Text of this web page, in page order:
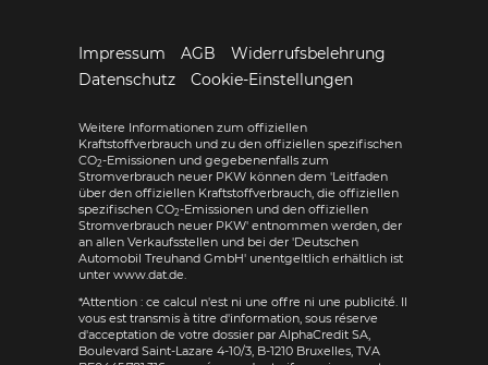
Impressum AGB
Widerrufsbelehrung
Datenschutz
Cookie-Einstellungen
Weitere Informationen zum offiziellen
Kraftstoffverbrauch und zu den offiziellen spezifischen
CO2-Emissionen und gegebenenfalls zum
Stromverbrauch neuer PKW können dem 'Leitfaden
über den offiziellen Kraftstoffverbrauch, die offiziellen
spezifischen CO2-Emissionen und den offiziellen
Stromverbrauch neuer PKW' entnommen werden, der
an allen Verkaufsstellen und bei der 'Deutschen
Automobil Treuhand GmbH' unentgeltlich erhältlich ist
unter www.dat.de.
*Attention : ce calcul n'est ni une offre ni une publicité. Il
vous est transmis à titre d'information, sous réserve
d'acceptation de votre dossier par AlphaCredit SA,
Boulevard Saint-Lazare 4-10/3, B-1210 Bruxelles, TVA